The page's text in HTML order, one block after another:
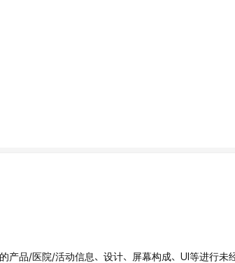
品/医院/活动信息、设计、屏幕构成、UI等进行未